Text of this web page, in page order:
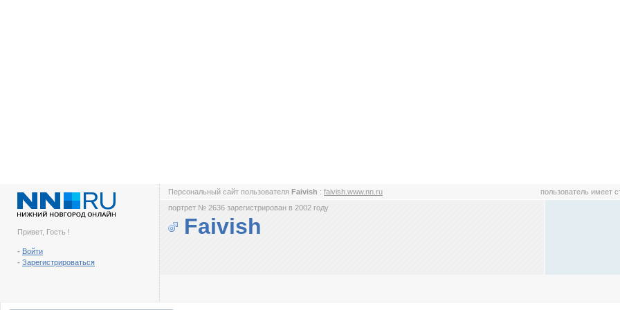
Привет, Гость !
- Войти
- Зарегистрироваться
Персональный сайт пользователя Faivish : faivish.www.nn.ru пользователь имеет
портрет № 2636 зарегистрирован в 2002 году
Faivish